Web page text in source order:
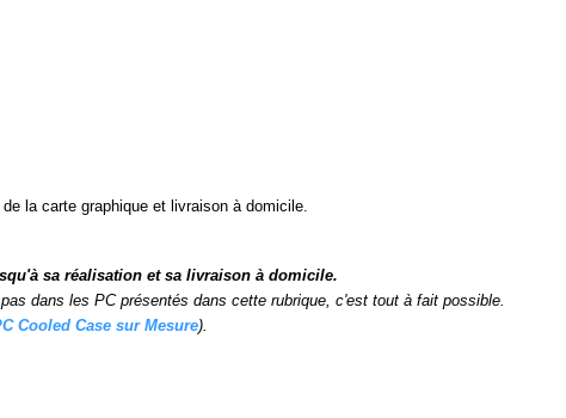
la carte graphique et livraison à domicile.
sa réalisation et sa livraison à domicile.
dans les PC présentés dans cette rubrique, c'est tout à fait possible.
Cooled Case sur Mesure).